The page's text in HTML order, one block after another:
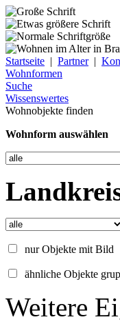
Startseite | Partner|
Wohnformen
Suche
Wissenswertes
Wohnobjekte finden
Wohnform auswählen
nur Objekte mit Bild
ähnliche Objekte
Weitere